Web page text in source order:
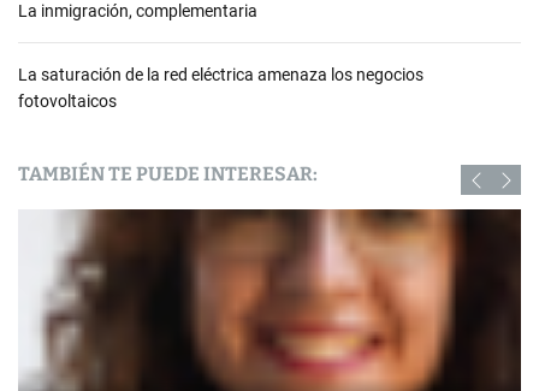
La inmigración, complementaria
La saturación de la red eléctrica amenaza los negocios
fotovoltaicos
TAMBIÉN TE PUEDE INTERESAR: